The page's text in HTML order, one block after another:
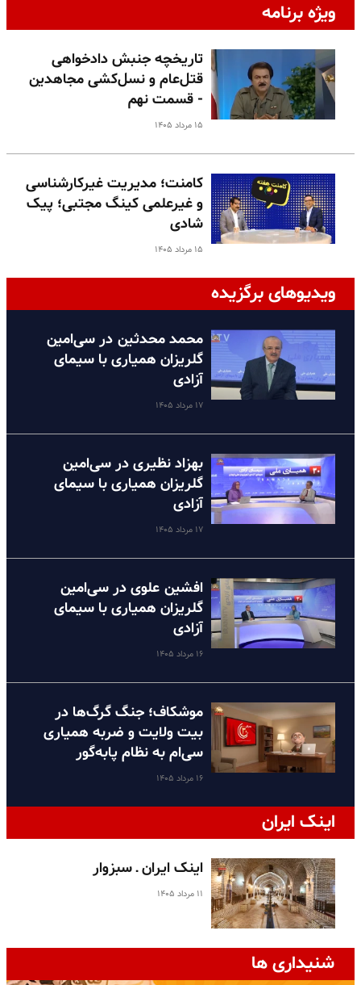
ویژه برنامه
تاریخچه جنبش دادخواهی
قتل‌عام و نسل‌کشی مجاهدین
- قسمت نهم
۱۵ مرداد ۱۴۰۵
کامنت؛ مدیریت غیرکارشناسی
و غیرعلمی کینگ مجتبی؛ پیک
شادی
۱۵ مرداد ۱۴۰۵
ویدیوهای برگزیده
محمد محدثین در سی‌امین
گلریزان همیاری با سیمای
آزادی
۱۷ مرداد ۱۴۰۵
بهزاد نظیری در سی‌امین
گلریزان همیاری با سیمای
آزادی
۱۷ مرداد ۱۴۰۵
افشین علوی در سی‌امین
گلریزان همیاری با سیمای
آزادی
۱۶ مرداد ۱۴۰۵
موشکاف؛ جنگ گرگ‌ها در
بیت ولایت و ضربه همیاری
سی‌ام به نظام پا‌به‌گور
۱۶ مرداد ۱۴۰۵
اینک ایران
اینک ایران ـ سبزوار
۱۱ مرداد ۱۴۰۵
شنیداری ها